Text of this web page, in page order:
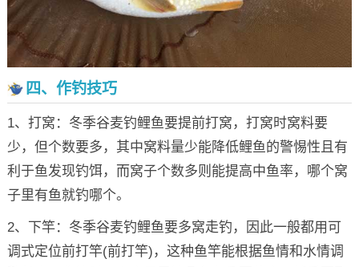
四、作钓技巧
1、打窝：冬季谷麦钓鲤鱼要提前打窝，打窝时窝料要
少，但个数要多，其中窝料量少能降低鲤鱼的警惕性且有
利于鱼发现钓饵，而窝子个数多则能提高中鱼率，哪个窝
子里有鱼就钓哪个。
2、下竿：冬季谷麦钓鲤鱼要多窝走钓，因此一般都用可
调式定位前打竿(前打竿)，这种鱼竿能根据鱼情和水情调